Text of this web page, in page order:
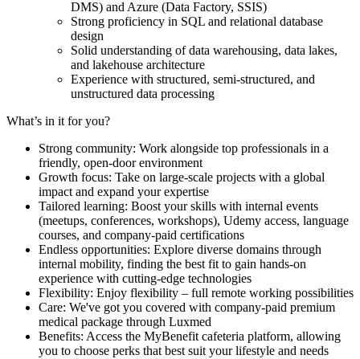
DMS) and Azure (Data Factory, SSIS)
Strong proficiency in SQL and relational database
design
Solid understanding of data warehousing, data lakes,
and lakehouse architecture
Experience with structured, semi-structured, and
unstructured data processing
What’s in it for you?
Strong community: Work alongside top professionals in a
friendly, open-door environment
Growth focus: Take on large-scale projects with a global
impact and expand your expertise
Tailored learning: Boost your skills with internal events
(meetups, conferences, workshops), Udemy access, language
courses, and company-paid certifications
Endless opportunities: Explore diverse domains through
internal mobility, finding the best fit to gain hands-on
experience with cutting-edge technologies
Flexibility: Enjoy flexibility – full remote working possibilities
Care: We've got you covered with company-paid premium
medical package through Luxmed
Benefits: Access the MyBenefit cafeteria platform, allowing
you to choose perks that best suit your lifestyle and needs